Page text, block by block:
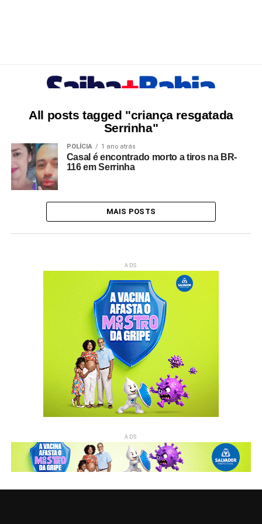
All posts tagged "criança resgatada
Serrinha"
POLÍCIA 1 ano atrás
Casal é encontrado morto a tiros na BR-
116 em Serrinha
MAIS POSTS
ADS
ADS